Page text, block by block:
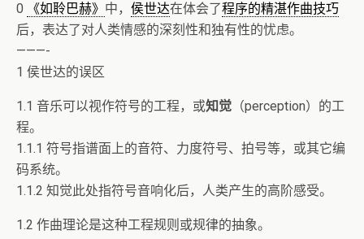
0 《如聆巴赫》 中， 侯世达在体会了程序的精湛作曲技巧
后，表达了对人类情感的深刻性和独有性的忧虑。
———-
1 侯世达的误区
1.1 音乐可以视作符号的工程，或知觉 （perception）的工
程。
1.1.1 符号指谱面上的音符、力度符号、拍号等，或其它编
码系统。
1.1.2 知觉此处指符号音响化后，人类产生的高阶感受。
1.2 作曲理论是这种工程规则或规律的抽象。